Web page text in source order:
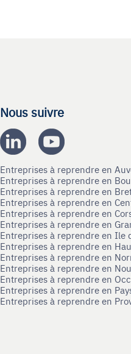
Nous suivre
Entreprises à reprendre en
Entreprises à reprendre en
Entreprises à reprendre en
Entreprises à reprendre en
Entreprises à reprendre en
Entreprises à reprendre en
Entreprises à reprendre en Ile
Entreprises à reprendre en
Entreprises à reprendre en
Entreprises à reprendre en
Entreprises à reprendre en
Entreprises à reprendre en
Entreprises à reprendre en